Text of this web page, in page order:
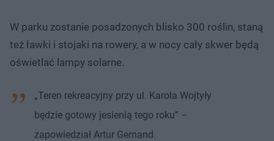
W parku zostanie posadzonych blisko 300 roślin, staną
też ławki i stojaki na rowery, a w nocy cały skwer będą
oświetlać lampy solarne.
„Teren rekreacyjny przy ul. Karola Wojtyły
będzie gotowy jesienią tego roku” –
zapowiedział Artur Gernand.